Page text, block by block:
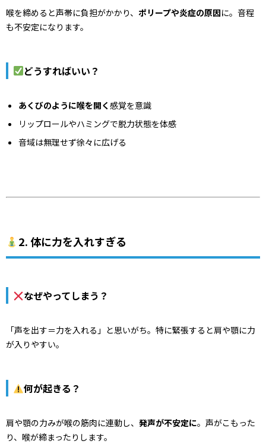
喉を締めると声帯に負担がかかり、 ポリープや炎症の原因に。音程
も不安定になります。
どうすればいい？
あくびのように喉を開く 感覚を意識
リップロールやハミングで脱力状態を体感
音域は無理せず徐々に広げる
2. 体に力を入れすぎる
なぜやってしまう？
「声を出す＝力を入れる」と思いがち。特に緊張すると肩や顎に力
が入りやすい。
何が起きる？
肩や顎の力みが喉の筋肉に連動し、 発声が不安定に。声がこもった
り、喉が締まったりします。